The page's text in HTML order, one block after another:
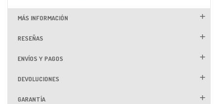
MÁS INFORMACIÓN
RESEÑAS
ENVÍOS Y PAGOS
DEVOLUCIONES
GARANTÍA